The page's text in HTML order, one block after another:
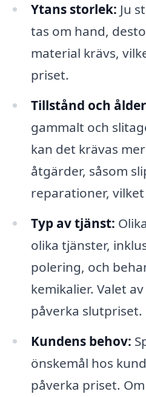
Ytans storlek: Ju
tas om hand,
material krävs,
priset.
Tillstånd och
gammalt och
kan det krävas
åtgärder, såsom
reparationer,
Typ av tjänst:
olika tjänster,
polering, och
kemikalier. Valet
påverka slutpriset.
Kundens behov:
önskemål hos
påverka priset.